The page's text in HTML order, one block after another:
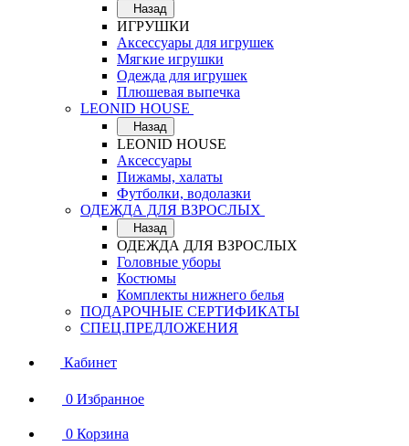
Назад
ИГРУШКИ
Аксессуары для игрушек
Мягкие игрушки
Одежда для игрушек
Плюшевая выпечка
LEONID HOUSE
Назад
LEONID HOUSE
Аксессуары
Пижамы, халаты
Футболки, водолазки
ОДЕЖДА ДЛЯ ВЗРОСЛЫХ
Назад
ОДЕЖДА ДЛЯ ВЗРОСЛЫХ
Головные уборы
Костюмы
Комплекты нижнего белья
ПОДАРОЧНЫЕ СЕРТИФИКАТЫ
СПЕЦ.ПРЕДЛОЖЕНИЯ
Кабинет
0 Избранное
0 Корзина